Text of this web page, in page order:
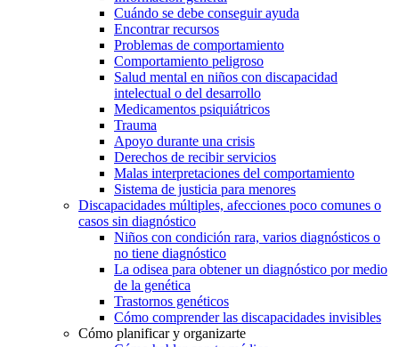
Cuándo se debe conseguir ayuda
Encontrar recursos
Problemas de comportamiento
Comportamiento peligroso
Salud mental en niños con discapacidad
intelectual o del desarrollo
Medicamentos psiquiátricos
Trauma
Apoyo durante una crisis
Derechos de recibir servicios
Malas interpretaciones del comportamiento
Sistema de justicia para menores
Discapacidades múltiples, afecciones poco comunes o
casos sin diagnóstico
Niños con condición rara, varios diagnósticos o
no tiene diagnóstico
La odisea para obtener un diagnóstico por medio
de la genética
Trastornos genéticos
Cómo comprender las discapacidades invisibles
Cómo planificar y organizarte